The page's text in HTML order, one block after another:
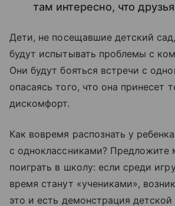
там интересно, что
Дети, не посещавшие детский
будут испытывать проблемы с
Они будут бояться встречи с
опасаясь того, что она принесет
дискомфорт.
Как вовремя распознать у
с одноклассниками? Предложите
поиграть в школу: если среди
время станут «учениками»,
это и есть демонстрация